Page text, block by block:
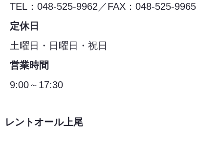
TEL：048-525-9962／FAX：048-525-9965
定休日
土曜日・日曜日・祝日
営業時間
9:00～17:30
レントオール上尾